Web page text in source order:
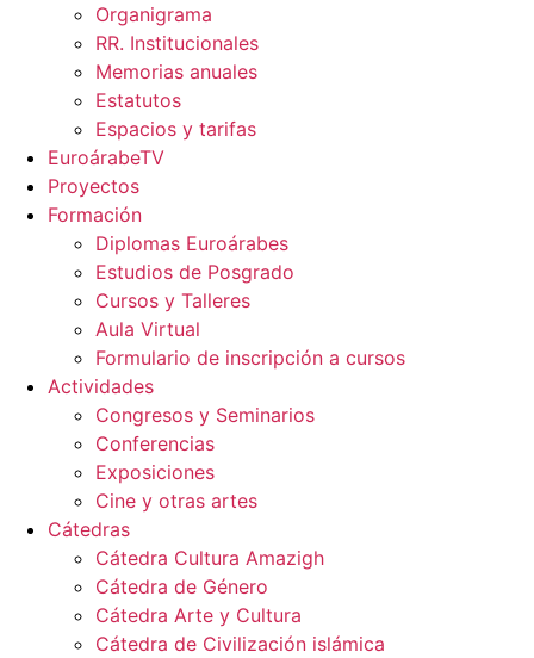
Organigrama
RR. Institucionales
Memorias anuales
Estatutos
Espacios y tarifas
EuroárabeTV
Proyectos
Formación
Diplomas Euroárabes
Estudios de Posgrado
Cursos y Talleres
Aula Virtual
Formulario de inscripción a cursos
Actividades
Congresos y Seminarios
Conferencias
Exposiciones
Cine y otras artes
Cátedras
Cátedra Cultura Amazigh
Cátedra de Género
Cátedra Arte y Cultura
Cátedra de Civilización islámica